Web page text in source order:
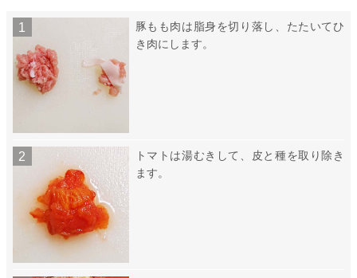
豚もも肉は脂身を切り落し、たたいてひ
き肉にします。
トマトは湯むきして、皮と種を取り除き
ます。